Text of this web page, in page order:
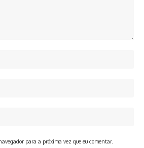
para a próxima vez que eu comentar.